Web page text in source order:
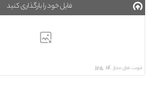
فایل خود را بارگذاری کنید
فرمت های مجاز: .jpg, .tif